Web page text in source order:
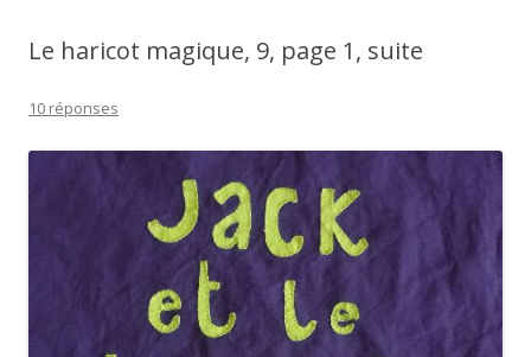
Le haricot magique, 9, page 1, suite
10 réponses